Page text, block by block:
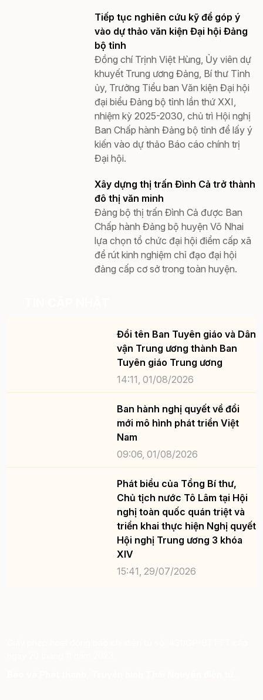
Tiếp tục nghiên cứu kỹ để góp ý
vào dự thảo văn kiện Đại hội Đảng
bộ tỉnh
Đồng chí Trịnh Việt Hùng, Ủy viên dự
khuyết Trung ương Đảng, Bí thư Tỉnh
ủy, Trưởng Tiểu ban Văn kiện Đại hội
đại biểu Đảng bộ tỉnh lần thứ XXI,
nhiệm kỳ 2025-2030, chủ trì Hội nghị
Ban Chấp hành Đảng bộ tỉnh để lấy ý
kiến vào dự thảo Báo cáo chính trị
Đại hội.
Xây dựng thị trấn Đình Cả trở thành
đô thị văn minh
Đảng bộ thị trấn Đình Cả được Ban
Chấp hành Đảng bộ huyện Võ Nhai
lựa chọn tổ chức đại hội điểm cấp xã
để rút kinh nghiệm chỉ đạo đại hội
đảng cấp cơ sở trong toàn huyện.
Đổi tên Ban Tuyên giáo và Dân
vận Trung ương thành Ban
Tuyên giáo Trung ương
14:11, 01/08/2026
Ban hành nghị quyết về đổi
mới mô hình phát triển Việt
Nam
09:06, 01/08/2026
Phát biểu của Tổng Bí thư,
Chủ tịch nước Tô Lâm tại Hội
nghị toàn quốc quán triệt và
triển khai thực hiện Nghị quyết
Hội nghị Trung ương 3 khóa
XIV
15:41, 29/07/2026